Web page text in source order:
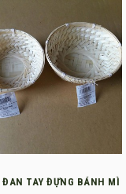
ĐAN TAY ĐỰNG BÁNH MÌ